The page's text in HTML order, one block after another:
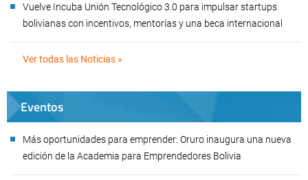
Vuelve Incuba Unión Tecnológico 3.0 para impulsar startups
bolivianas con incentivos, mentorías y una beca internacional
Ver todas las Noticias »
Eventos
Más oportunidades para emprender: Oruro inaugura una nueva
edición de la Academia para Emprendedores Bolivia